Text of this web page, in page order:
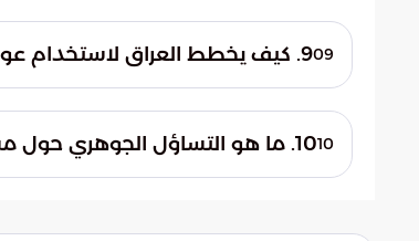
الدولية لمنع انهيار الأسعار. يهدف
ميثاق العمل الجماعي داخل منظمة
099. كيف يخطط العراق لاستخدام عوائد تصدير النفط في المستقبل؟
في الإدارة والتشغيل. يهدف هذا
وتحسين القدرة التنافسية للعراق
1010. ما هو التساؤل الجوهري حول مستقبل القوى النفطية الصاعدة كالعراق؟